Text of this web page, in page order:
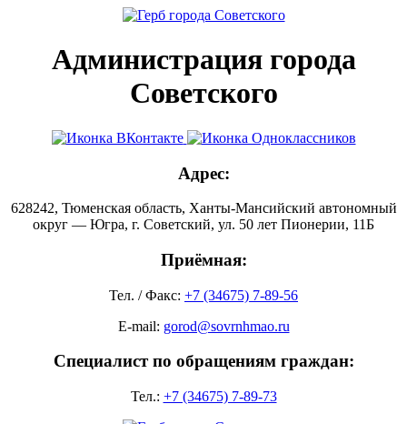
Администрация города
Советского
Адрес:
628242, Тюменская область, Ханты-Мансийский автономный
округ — Югра, г. Советский, ул. 50 лет Пионерии, 11Б
Приёмная:
Тел. / Факс: +7 (34675) 7-89-56
E-mail: gorod@sovrnhmao.ru
Специалист по обращениям граждан:
Тел.: +7 (34675) 7-89-73